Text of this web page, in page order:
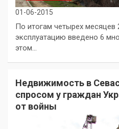
01-06-2015
По итогам четырех месяцев
эксплуатацию введено 6
этом…
Недвижимость в
спросом у граждан
от войны